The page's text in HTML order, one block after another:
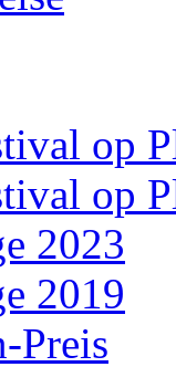
op
op
2023
2019
Preis